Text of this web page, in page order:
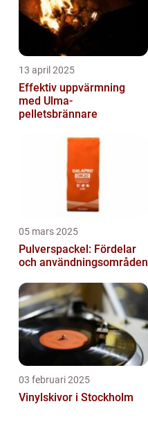
13 april 2025
Effektiv uppvärmning
med Ulma-
pelletsbrännare
05 mars 2025
Pulverspackel: Fördelar
och användningsområden
03 februari 2025
Vinylskivor i Stockholm